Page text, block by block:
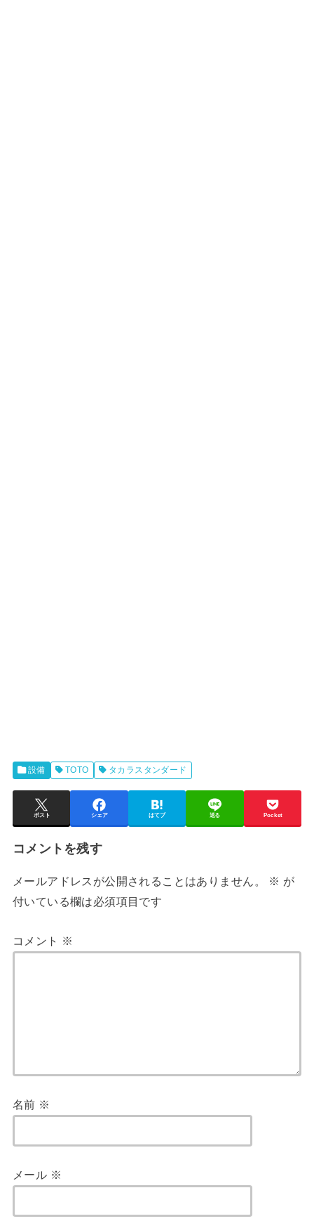
設備 TOTO タカラスタンダード
ポスト シェア はてブ 送る Pocket
コメントを残す
メールアドレスが公開されることはありません。 ※ が
付いている欄は必須項目です
コメント ※
名前 ※
メール ※